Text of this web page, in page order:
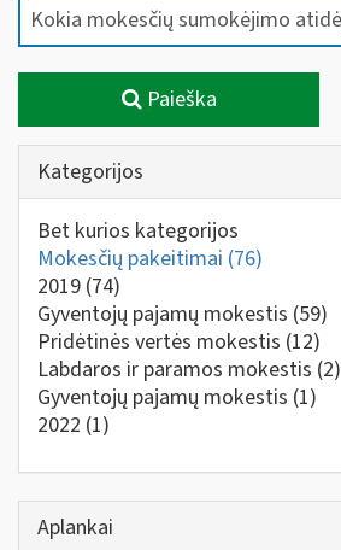
Paieška
Kategorijos
Bet kurios kategorijos
Mokesčių pakeitimai (76)
2019 (74)
Gyventojų pajamų mokestis (59)
Pridėtinės vertės mokestis (12)
Labdaros ir paramos mokestis (2)
Gyventojų pajamų mokestis (1)
2022 (1)
Aplankai